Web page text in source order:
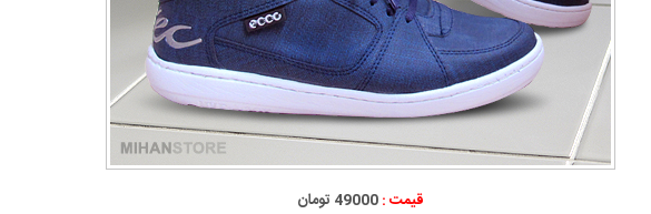
قیمت :49000 تومان